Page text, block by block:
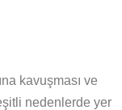
kavuşması ve
nedenlerde yer